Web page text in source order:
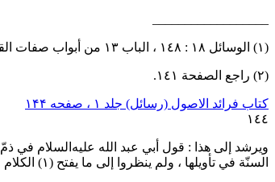
(١) الوسائل ١٨ : ١٤٨ ، الباب ١٣ من أبواب صفات القاضي ، الحديث ٦٢ ، وليس فيه : «فيعرّفونهم».
(٢) راجع الصفحة ١٤١.
کتاب فرائد الاصول (رسائل) جلد ۱ ، صفحه ۱۴۴
١٤٤
ويرشد إلى هذا : قول أبي عبد الله عليه‌السلام في ذمّ
السنّة في تأويلها ، ولم ينظروا إلى ما يفتح (١)